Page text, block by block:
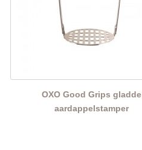
OXO Good Grips gladde
aardappelstamper